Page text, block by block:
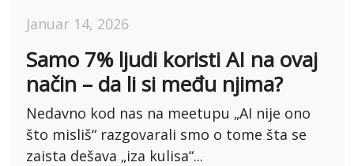
Januar 14, 2026
Samo 7% ljudi koristi AI na ovaj
način – da li si među njima?
Nedavno kod nas na meetupu „AI nije ono
što misliš“ razgovarali smo o tome šta se
zaista dešava „iza kulisa“...